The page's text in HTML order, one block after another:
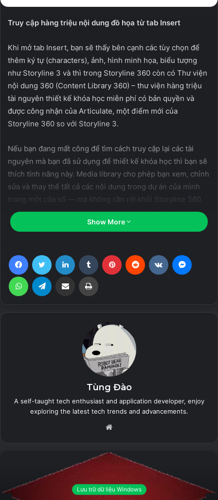
Truy cập hàng triệu nội dung đồ họa từ tab Insert
Khi mở tab Insert, bạn sẽ thấy bên cạnh các tùy chọn để
thêm ký tự (characters), ảnh, hình minh họa, biểu tượng
như Storyline 3 và thì trong Storyline 360 còn có Thư viện
nội dung 360 (Content Library 360) – thư viện hàng triệu
tài nguyên thiết kế khóa học miễn phí có bản quyền và
được công nhận của Articulate, một điểm mới của
Storyline 360 so với Storyline 3.
Nếu bạn đang mất công để tìm cách truy cập lại các tài
nguyên mà bạn đã sử dụng để thiết kế khóa học thì bạn sẽ
thích tính năng này. Media library cho phép bạn xem, chỉnh
sửa và thay thế tất cả các nội dung trong dự án của mình
trong một cửa sổ — mà không cần rời khỏi Storyline 360.
Phần này đem lại rất nhiều tính năng tuyệt vời tiết kiệm
thời gian cho người dùng.
đánh dấu và điểm phát sóng – vào những hình ảnh này và
thậm chí nhúng hỗ trợ đa phương tiện. Articulate Storyline
360 ° là một giải pháp tuyệt vời nếu bạn đang tạo một khóa
AutoPlay Menu Builder Unlocked – Tạo
Menu phát tự động
19 September, 2023
GiliSoft Secure Disc Creator Unlocked
7 September, 2023
Stellar Repair for Video (All Editons
Unlocked) – Sửa chữa file video bị lỗi
Show More
FacebookTwitter LinkedIn Tumblr Pinterest Reddit VKontakte
WhatsAppTelegram Share via Email Print
Tùng Đào
A self-taught tech enthusiast and application developer, enjoy
exploring the latest tech trends and advancements.
Lưu trữ dữ liệu Windows